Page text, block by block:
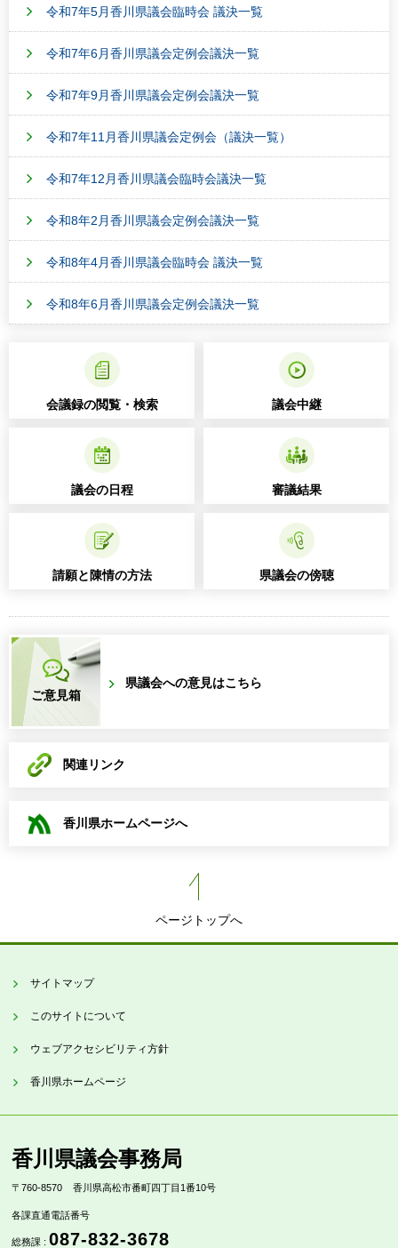
令和7年5月香川県議会臨時会 議決一覧
令和7年6月香川県議会定例会議決一覧
令和7年9月香川県議会定例会議決一覧
令和7年11月香川県議会定例会（議決一覧）
令和7年12月香川県議会臨時会議決一覧
令和8年2月香川県議会定例会議決一覧
令和8年4月香川県議会臨時会 議決一覧
令和8年6月香川県議会定例会議決一覧
会議録の閲覧・検索 議会中継
議会の日程 審議結果
請願と陳情の方法 県議会の傍聴
ご意見箱
県議会への意見はこちら
関連リンク
香川県ホームページへ
ページトップへ
サイトマップ
このサイトについて
ウェブアクセシビリティ方針
香川県ホームページ
香川県議会事務局
〒760-8570 香川県高松市番町四丁目1番10号
各課直通電話番号
総務課 : 087-832-3678